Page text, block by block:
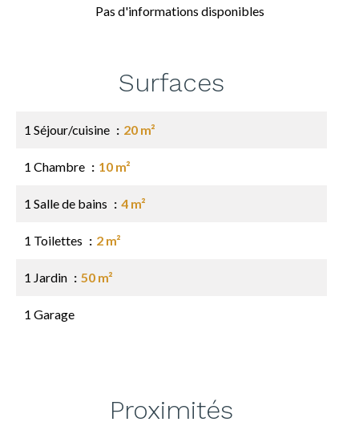
Pas d'informations disponibles
Surfaces
1 Séjour/cuisine 20 m²
1 Chambre 10 m²
1 Salle de bains 4 m²
1 Toilettes 2 m²
1 Jardin 50 m²
1 Garage
Proximités